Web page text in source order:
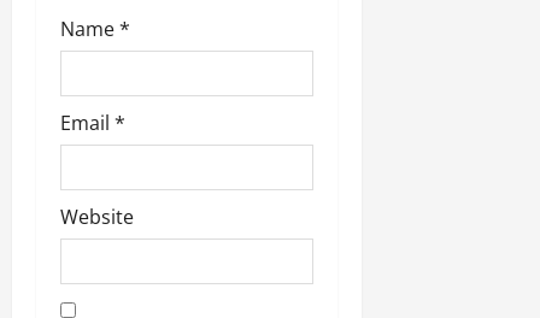
Name*
Email *
Website